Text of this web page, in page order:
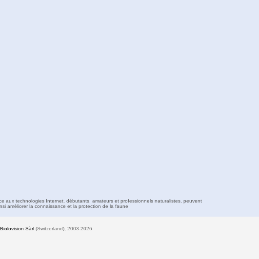
aux technologies Internet, débutants, amateurs et professionnels naturalistes, peuvent
améliorer la connaissance et la protection de la faune
Biolovision Sàrl (Switzerland), 2003-2026